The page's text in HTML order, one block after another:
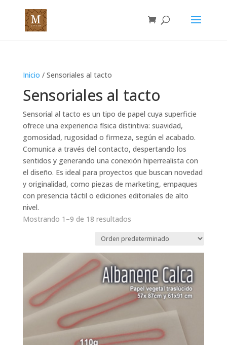
Inicio / Sensoriales al tacto
Sensoriales al tacto
Sensorial al tacto es un tipo de papel cuya superficie
ofrece una experiencia física distintiva: suavidad,
gomosidad, rugosidad o firmeza, según el acabado.
Comunica a través del contacto, despertando los
sentidos y generando una conexión hiperrealista con
el diseño. Es ideal para proyectos que buscan novedad
y originalidad, como piezas de marketing, empaques
con presencia táctil o ediciones editoriales de alto
nivel.
Mostrando 1–9 de 18 resultados